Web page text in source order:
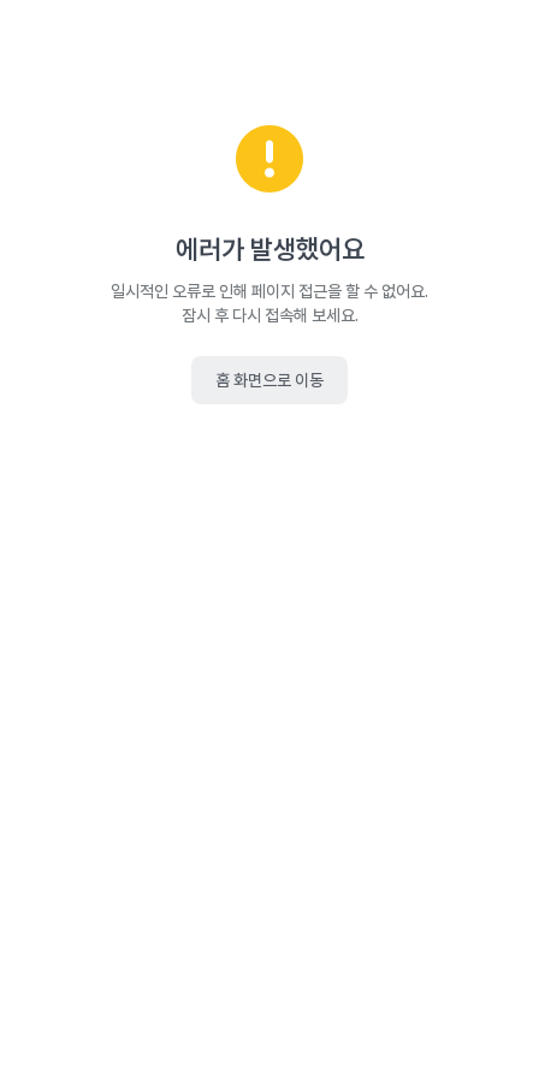
에러가 발생했어요
일시적인 오류로 인해 페이지 접근을 할 수 없어요.
잠시 후 다시 접속해 보세요.
홈 화면으로 이동